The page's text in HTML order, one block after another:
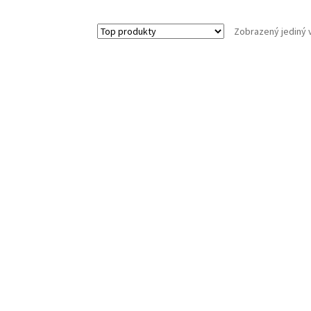
Zobrazený jediný